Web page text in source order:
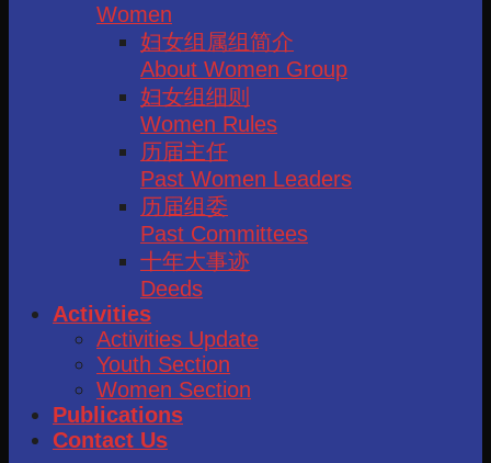
Women
妇女组属组简介
About Women Group
妇女组细则
Women Rules
历届主任
Past Women Leaders
历届组委
Past Committees
十年大事迹
Deeds
Activities
Activities Update
Youth Section
Women Section
Publications
Contact Us